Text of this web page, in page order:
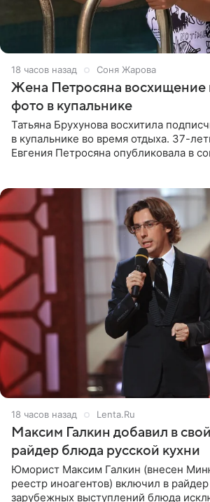
18 часов назад Соня Жарова
Жена Петросяна восхищение
фото в купальнике
Татьяна Брухунова восхитила
в купальнике во время отдыха. 37-
Евгения Петросяна опубликовала в
18 часов назад Lenta.Ru
Максим Галкин добавил в
райдер блюда русской кухни
Юморист Максим Галкин (внесен
реестр иноагентов) включил в
зарубежных выступлений блюда